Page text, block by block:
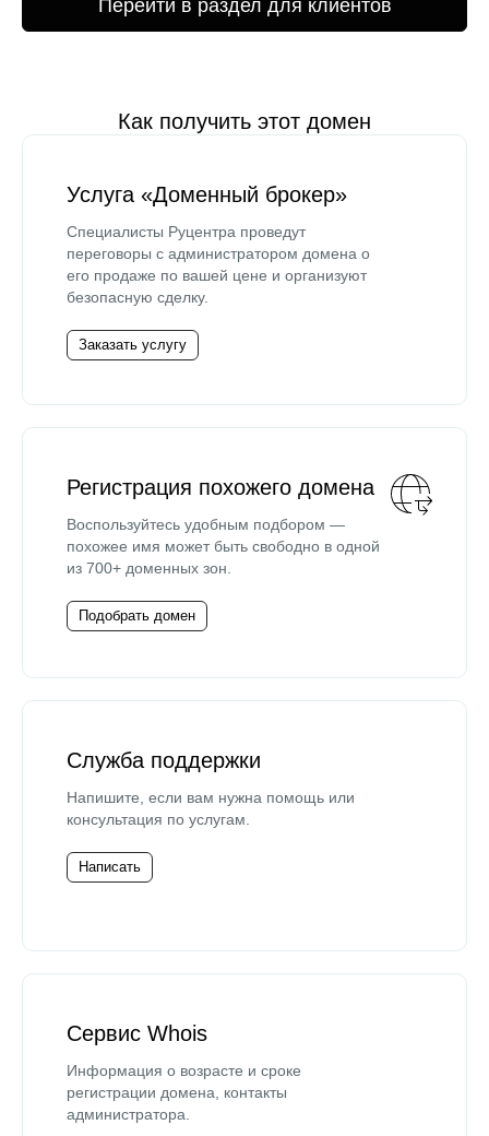
Перейти в раздел для клиентов
Как получить этот домен
Услуга «Доменный брокер»
Специалисты Руцентра проведут
переговоры с администратором домена о
его продаже по вашей цене и организуют
безопасную сделку.
Заказать услугу
Регистрация похожего домена
Воспользуйтесь удобным подбором —
похожее имя может быть свободно в одной
из 700+ доменных зон.
Подобрать домен
Служба поддержки
Напишите, если вам нужна помощь или
консультация по услугам.
Написать
Сервис Whois
Информация о возрасте и сроке
регистрации домена, контакты
администратора.